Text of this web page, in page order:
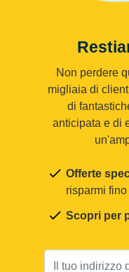
Non perdere
migliaia di
di
anticipata e di
Offerte
risparmi
Scopri per